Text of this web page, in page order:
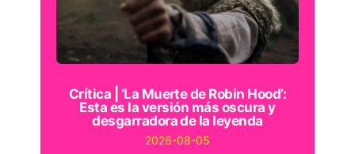
Crítica | ‘La Muerte de Robin Hood’:
Esta es la versión más oscura y
desgarradora de la leyenda
2026-08-05